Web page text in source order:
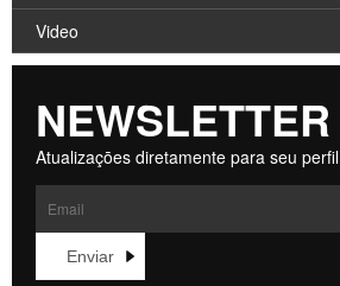
Video
NEWSLETTER
Atualizaçōes diretamente para seu perfil